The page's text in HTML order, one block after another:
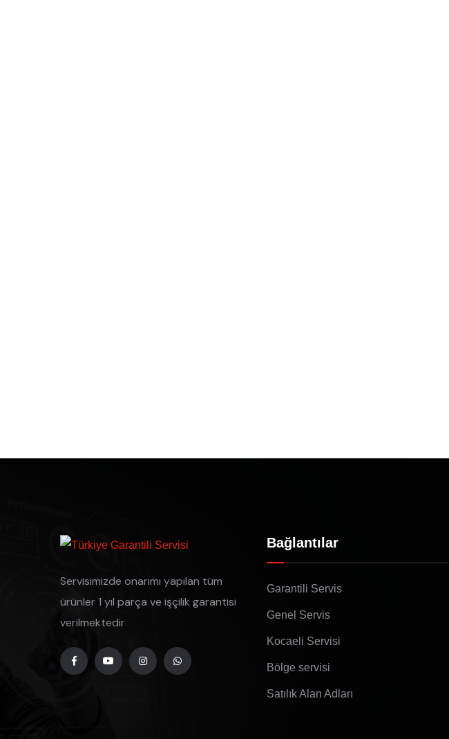
Servisimizde onarımı yapılan tüm
ürünler 1 yıl parça ve işçilik garantisi
verilmektedir
Bağlantılar
Garantili Servis
Genel Servis
Kocaeli Servisi
Bölge servisi
Satılık Alan Adları